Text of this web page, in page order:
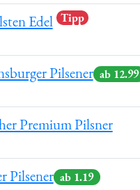
Edel Tipp
Pilsener ab 12.99
Premium Pilsner
Pilsener ab 1.19